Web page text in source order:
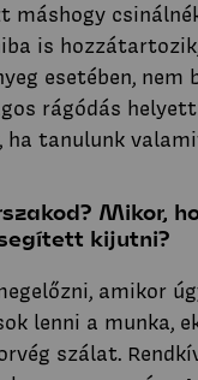
máshogy
is
esetében, nem
rágódás
ha tanulunk
Mikor,
kijutni?
amikor
lenni a munka,
szálat.